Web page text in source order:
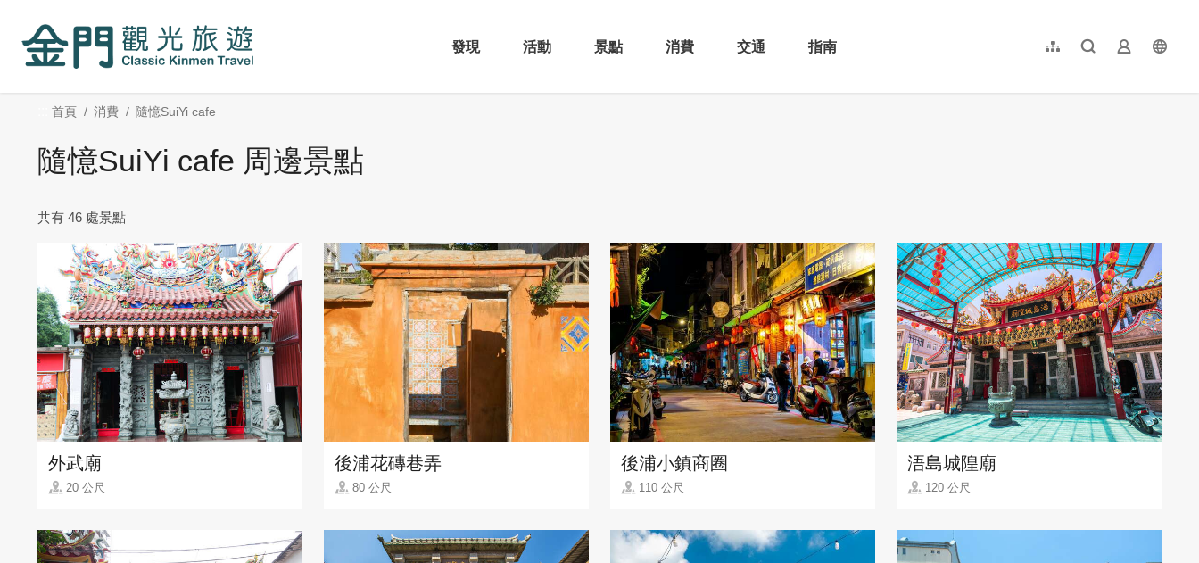
內
發現
活動 景點 消費 交通 指南 網站導覽全文檢索業者登入
简体中文
首頁 消費 隨憶SuiYi cafe
隨憶SuiYi cafe 周邊景點
共有 46 處景點
外武廟
20 公尺
後浦花磚巷弄
80 公尺
後浦小鎮商圈
110 公尺
浯島城隍廟
120 公尺